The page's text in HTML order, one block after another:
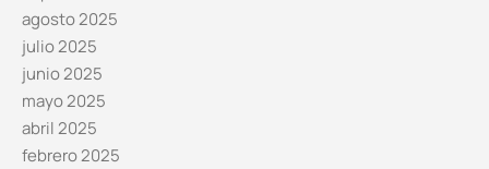
agosto 2025
julio 2025
junio 2025
mayo 2025
abril 2025
febrero 2025